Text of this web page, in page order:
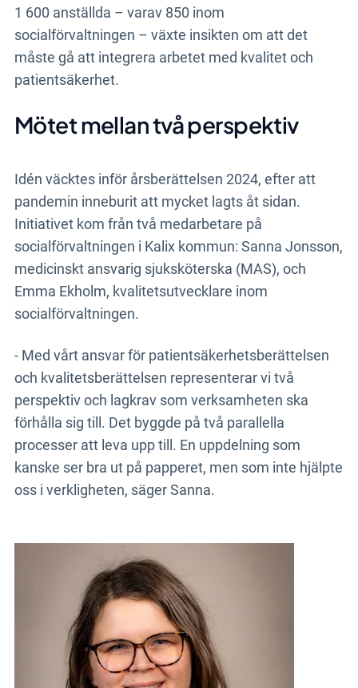
1 600 anställda – varav 850 inom
socialförvaltningen – växte insikten om att det
måste gå att integrera arbetet med kvalitet och
patientsäkerhet.
Mötet mellan två perspektiv
Idén väcktes inför årsberättelsen 2024, efter att
pandemin inneburit att mycket lagts åt sidan.
Initiativet kom från två medarbetare på
socialförvaltningen i Kalix kommun: Sanna Jonsson,
medicinskt ansvarig sjuksköterska (MAS), och
Emma Ekholm, kvalitetsutvecklare inom
socialförvaltningen.
- Med vårt ansvar för patientsäkerhetsberättelsen
och kvalitetsberättelsen representerar vi två
perspektiv och lagkrav som verksamheten ska
förhålla sig till. Det byggde på två parallella
processer att leva upp till. En uppdelning som
kanske ser bra ut på papperet, men som inte hjälpte
oss i verkligheten, säger Sanna.